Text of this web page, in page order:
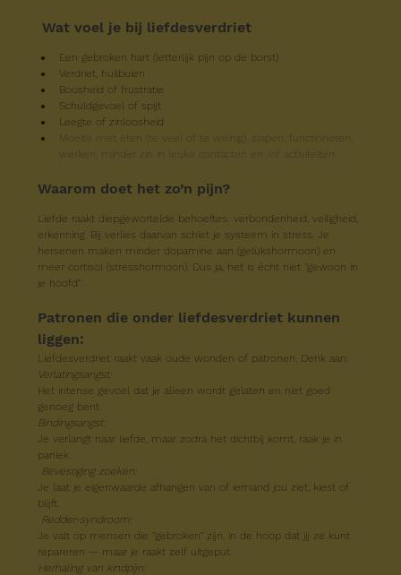
Wat voel je bij liefdesverdriet
Een gebroken hart (letterlijk pijn op de borst)
Verdriet, huilbuien
Boosheid of frustratie
Schuldgevoel of spijt
Leegte of zinloosheid
Moeite met eten (te veel of te weinig), slapen, functioneren,
werken, minder zin in leuke contacten en /of activiteiten.
Waarom doet het zo’n pijn?
Liefde raakt diepgewortelde behoeftes: verbondenheid, veiligheid,
erkenning. Bij verlies daarvan schiet je systeem in stress. Je
hersenen maken minder dopamine aan (gelukshormoon) en
meer cortisol (stresshormoon). Dus ja, het is écht niet "gewoon in
je hoofd”.
Patronen die onder liefdesverdriet kunnen
liggen:
Liefdesverdriet raakt vaak oude wonden of patronen. Denk aan:
Verlatingsangst:
Het intense gevoel dat je alleen wordt gelaten en niet goed
genoeg bent.
Bindingsangst:
Je verlangt naar liefde, maar zodra het dichtbij komt, raak je in
paniek.
Bevestiging zoeken:
Je laat je eigenwaarde afhangen van of iemand jou ziet, kiest of
blijft.
Redder-syndroom:
Je valt op mensen die "gebroken" zijn, in de hoop dat jij ze kunt
repareren — maar je raakt zelf uitgeput.
Herhaling van kindpijn: